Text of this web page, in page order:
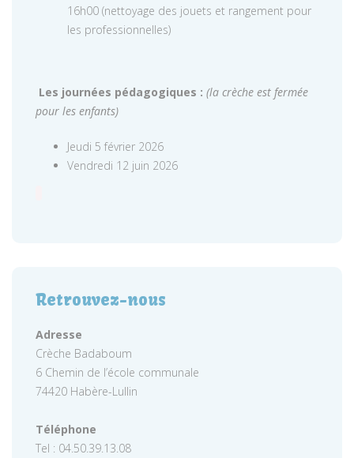
16h00 (nettoyage des jouets et rangement pour
les professionnelles)
Les journées pédagogiques : (la crèche est fermée
pour les enfants)
Jeudi 5 février 2026
Vendredi 12 juin 2026
Retrouvez-nous
Adresse
Crèche Badaboum
6 Chemin de l’école communale
74420 Habère-Lullin
Téléphone
Tel : 04.50.39.13.08